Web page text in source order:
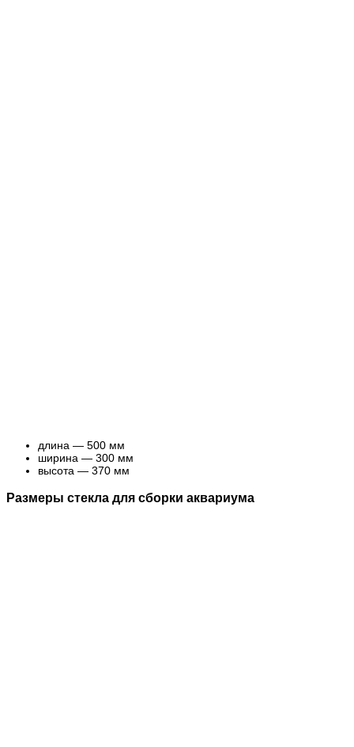
длина — 500 мм
ширина — 300 мм
высота — 370 мм
Размеры стекла для сборки аквариума